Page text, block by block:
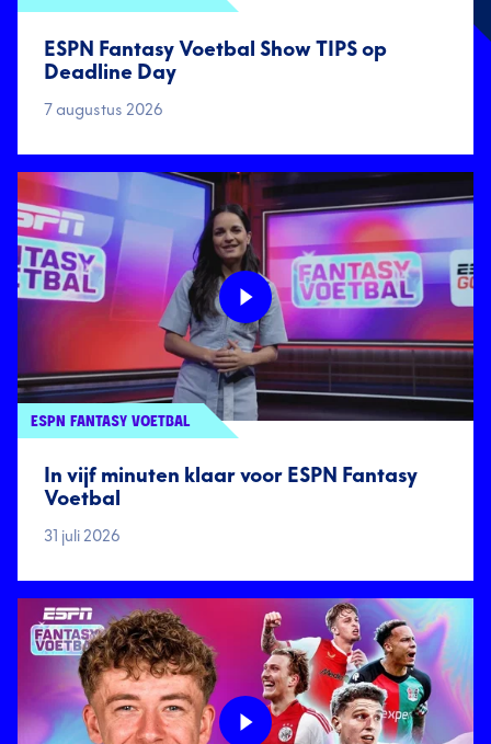
ESPN Fantasy Voetbal Show TIPS op
Deadline Day
7 augustus 2026
ESPN FANTASY VOETBAL
In vijf minuten klaar voor ESPN Fantasy
Voetbal
31 juli 2026